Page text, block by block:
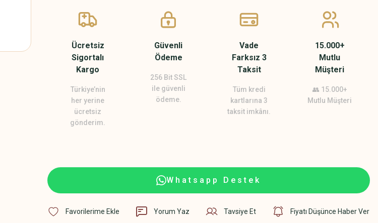
Ücretsiz
Sigortalı
Kargo
Türkiye’nin
her yerine
ücretsiz
gönderim.
Güvenli
Ödeme
256 Bit SSL
ile güvenli
ödeme.
Vade
Farksız 3
Taksit
Tüm kredi
kartlarına 3
taksit imkânı.
15.000+
Mutlu
Müşteri
👥 15.000+
Mutlu Müşteri
Whatsapp Destek
Yorum Yaz Tavsiye Et Fiyatı Düşünce Haber Ver